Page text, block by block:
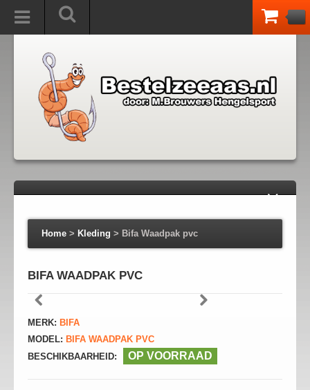
Home > Kleding > Bifa Waadpak pvc
BIFA WAADPAK PVC
MERK: BIFA
MODEL: BIFA WAADPAK PVC
BESCHIKBAARHEID:
OP VOORRAAD